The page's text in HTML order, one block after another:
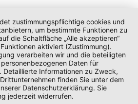
zustimmungspflichtige cookies und
um bestimmte Funktionen zu
die Schaltfläche „Alle akzeptieren“
aktiviert (Zustimmung).
verarbeiten wir und die beteiligten
Daten für
Informationen zu Zweck,
finden Sie unter dem
Datenschutzerklärung. Sie
jederzeit widerrufen.